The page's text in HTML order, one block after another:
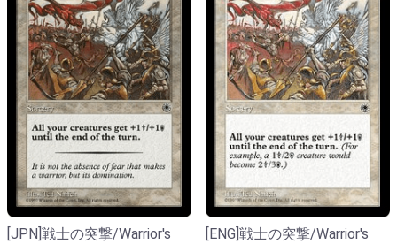
[JPN]戦士の突撃/Warrior's
[ENG]戦士の突撃/Warrior's